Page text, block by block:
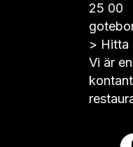
25 00
> Hitta
Vi är en